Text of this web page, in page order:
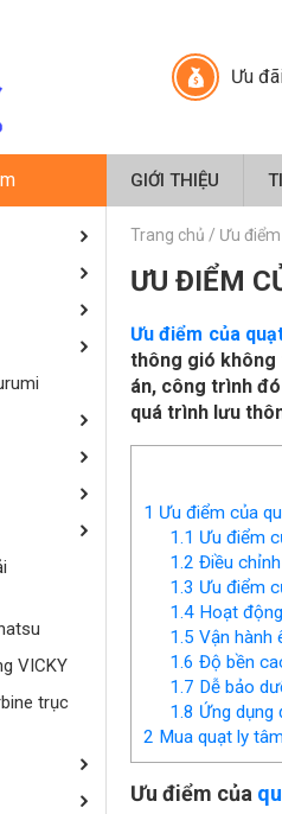
Ưu
GIỚI THIỆU
VICKY
trục
Trang chủ / Ưu
ƯU ĐIỂM
Ưu điểm của
thông gió không
án, công trình
quá trình lưu
1 Ưu điểm của
1.1 Ưu điểm
1.2 Điều
1.3 Ưu điểm
1.4 Hoạt
1.5 Vận hành
1.6 Độ bền
1.7 Dễ bảo
1.8 Ứng dụng
2 Mua quạt ly
Ưu điểm của